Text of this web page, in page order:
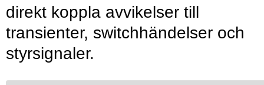
direkt koppla avvikelser till
transienter, switchhändelser och
styrsignaler.